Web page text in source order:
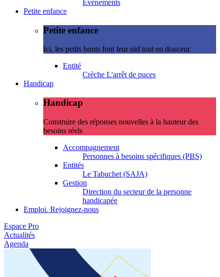
Evénements
Petite enfance
Petite enfance
Ici, les petits bouts font leur nid tout en douceur
Entité
Crèche L'arrêt de puces
Handicap
Handicap
Construire des réponses nouvelles à la hauteur des
besoins réels
Accompagnement
Personnes à besoins spécifiques (PBS)
Entités
Le Tabuchet (SAJA)
Gestion
Direction du secteur de la personne
handicapée
Emploi. Rejoignez-nous
Espace Pro
Actualités
Agenda